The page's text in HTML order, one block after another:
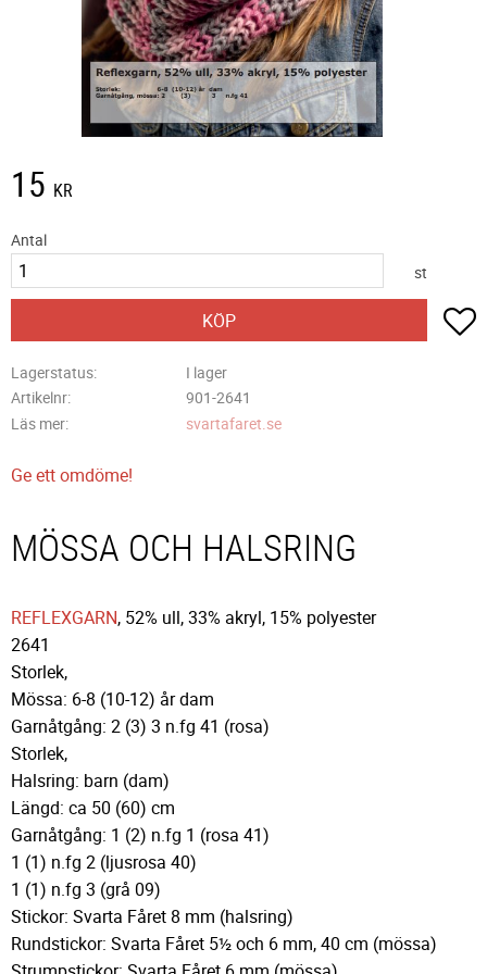
15 KR
Antal
st
KÖP
Lagerstatus
I lager
Artikelnr
901-2641
Läs mer
svartafaret.se
Ge ett omdöme!
MÖSSA OCH HALSRING
REFLEXGARN, 52% ull, 33% akryl, 15% polyester
2641
Storlek,
Mössa: 6-8 (10-12) år dam
Garnåtgång: 2 (3) 3 n.fg 41 (rosa)
Storlek,
Halsring: barn (dam)
Längd: ca 50 (60) cm
Garnåtgång: 1 (2) n.fg 1 (rosa 41)
1 (1) n.fg 2 (ljusrosa 40)
1 (1) n.fg 3 (grå 09)
Stickor: Svarta Fåret 8 mm (halsring)
Rundstickor: Svarta Fåret 5½ och 6 mm, 40 cm (mössa)